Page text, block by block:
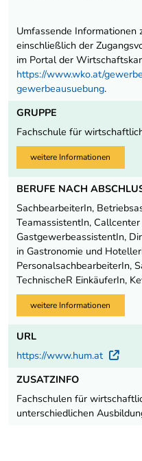
Umfassende Informationen
einschließlich der
im Portal der
https://www.wko.at/
gewerbeausuebung.
GRUPPE
Fachschule für
weitere Informationen
BERUFE NACH
SachbearbeiterIn,
TeamassistentIn,
GastgewerbeassistentIn,
in Gastronomie und
PersonalsachbearbeiterIn,
TechnischeR EinkäuferIn,
weitere Informationen
URL
https://www.hum.at
ZUSATZINFO
Fachschulen für
unterschiedlichen